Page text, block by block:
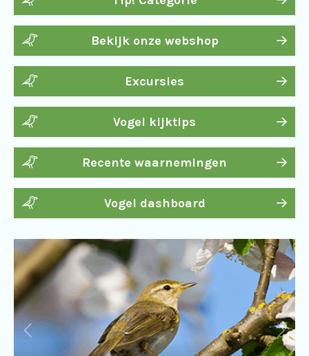
Bekijk onze webshop
Excursies
Vogel kijktips
Recente waarnemingen
Vogel dashboard